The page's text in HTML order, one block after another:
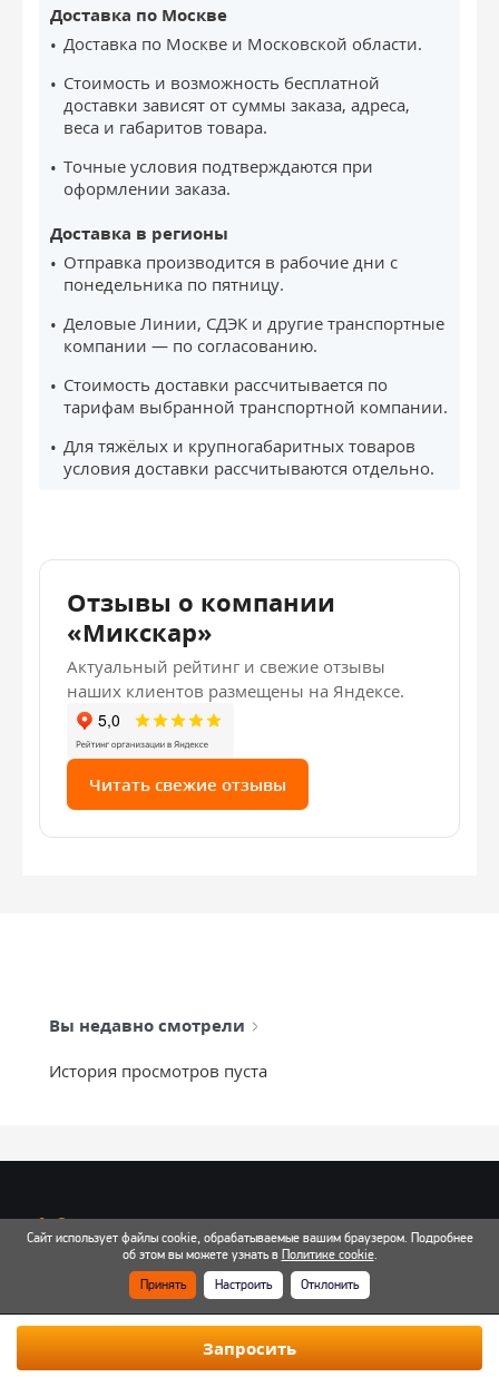
Запросить
Доставка по Москве
Доставка по Москве и Московской области.
Стоимость и возможность бесплатной
доставки зависят от суммы заказа, адреса,
веса и габаритов товара.
Точные условия подтверждаются при
оформлении заказа.
Доставка в регионы
Отправка производится в рабочие дни с
понедельника по пятницу.
Деловые Линии, СДЭК и другие транспортные
компании — по согласованию.
Стоимость доставки рассчитывается по
тарифам выбранной транспортной компании.
Для тяжёлых и крупногабаритных товаров
условия доставки рассчитываются отдельно.
Отзывы о компании
«Микскар»
Актуальный рейтинг и свежие отзывы
наших клиентов размещены на Яндексе.
Читать свежие отзывы
Вы недавно смотрели
История просмотров пуста
info@mixtcar.ru
Почта для связи
Все контакты
Сайт использует файлы cookie, обрабатываемые вашим браузером. Подробнее
об этом вы можете узнать в Политике cookie.
Принять
Настроить Отклонить